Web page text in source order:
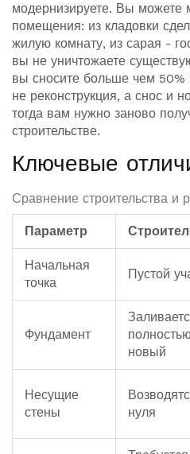
модернизируете. Вы можете
помещения: из кладовки
жилую комнату, из сарая -
вы не уничтожаете
вы сносите больше чем 50%
не реконструкция, а снос и
тогда вам нужно заново
строительстве.
Ключевые
Сравнение строительства и
Параметр
Начальная
точка
Пустой
Фундамент
новый
Несущие
стены
нуля